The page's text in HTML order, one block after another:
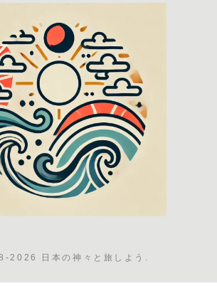
2026 日本の神々と旅しよう.